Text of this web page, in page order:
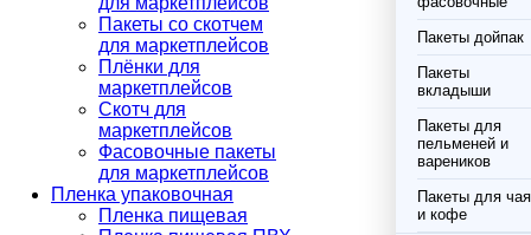
Пакеты со скотчем
для маркетплейсов
Плёнки для
маркетплейсов
Скотч для
маркетплейсов
Фасовочные пакеты
для маркетплейсов
Пленка упаковочная
Пленка пищевая
Пакеты дойпак
Пакеты
вкладыши
Пакеты для
пельменей и
вареников
Пакеты для чая
и кофе